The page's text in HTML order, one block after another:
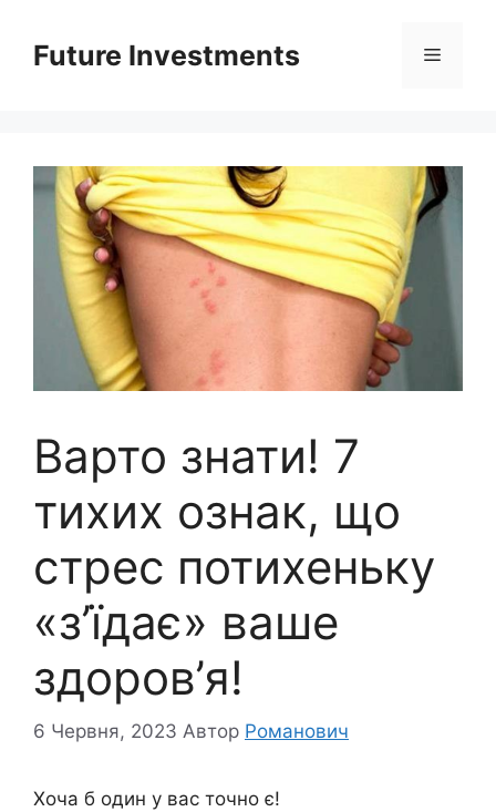
вмістуFuture Investments Меню
Варто знати! 7
тихих ознак, що
стрес потихеньку
«з’їдає» ваше
здоров’я!
6 Червня, 2023 Автор Романович
Хоча б один у вас точно є!